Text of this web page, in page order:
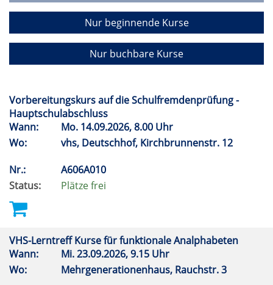
Nur beginnende Kurse
Nur buchbare Kurse
Vorbereitungskurs auf die Schulfremdenprüfung -
Hauptschulabschluss
Wann:
Mo. 14.09.2026, 8.00 Uhr
Wo:
vhs, Deutschhof, Kirchbrunnenstr. 12
Nr.:
A606A010
Status:
Plätze frei
VHS-Lerntreff Kurse für funktionale Analphabeten
Wann:
Mi.23.09.2026, 9.15 Uhr
Wo:
Mehrgenerationenhaus, Rauchstr. 3